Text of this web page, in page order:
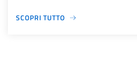
SCOPRI TUTTO